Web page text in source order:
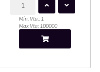
Min. Vta.: 1
Max Vta: 100000